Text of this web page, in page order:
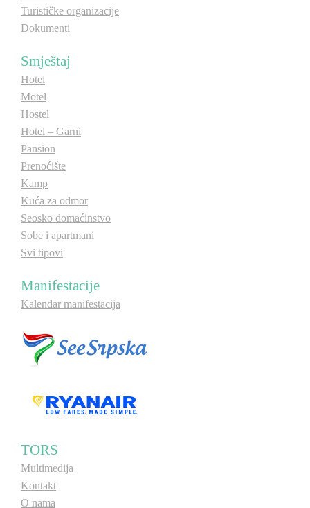
Turističke organizacije
Dokumenti
Smještaj
Hotel
Motel
Hostel
Hotel – Garni
Pansion
Prenoćište
Kamp
Kuća za odmor
Seosko domaćinstvo
Sobe i apartmani
Svi tipovi
Manifestacije
Kalendar manifestacija
TORS
Multimedija
Kontakt
O nama